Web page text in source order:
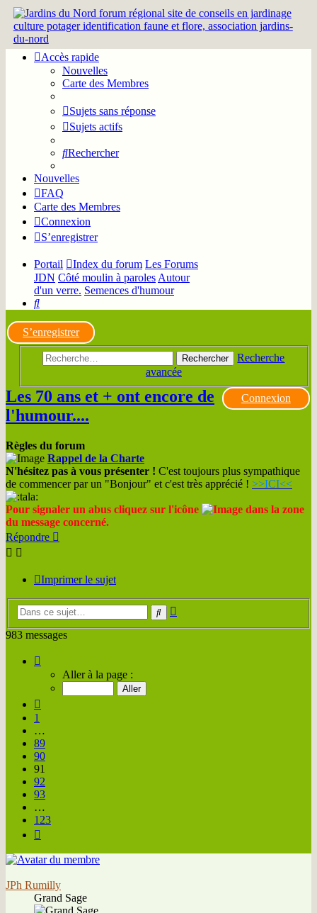
Accès rapide
Nouvelles
Carte des Membres
Sujets sans réponse
Sujets actifs
Rechercher
Nouvelles
FAQ
Carte des Membres
Connexion
S’enregistrer
Portail Index du forum Les Forums
JDN Côté moulin à paroles Autour
d'un verre. Semences d'humour
Rechercher
S’enregistrer
Rechercher
Recherche
avancée
Connexion
Les 70 ans et + ont encore de
l'humour....
Règles du forum
Rappel de la Charte
N'hésitez pas à vous présenter ! C'est toujours plus sympathique
de commencer par un "Bonjour" et c'est très apprécié ! >>ICI<<
Pour signaler un abus cliquez sur l'icône
dans la zone
du message concerné.
Répondre
Imprimer le sujet
Rechercher
983 messages
91
sur
Aller à la page :
1
…
89
90
91
92
93
…
123
JPh Rumilly
Grand Sage